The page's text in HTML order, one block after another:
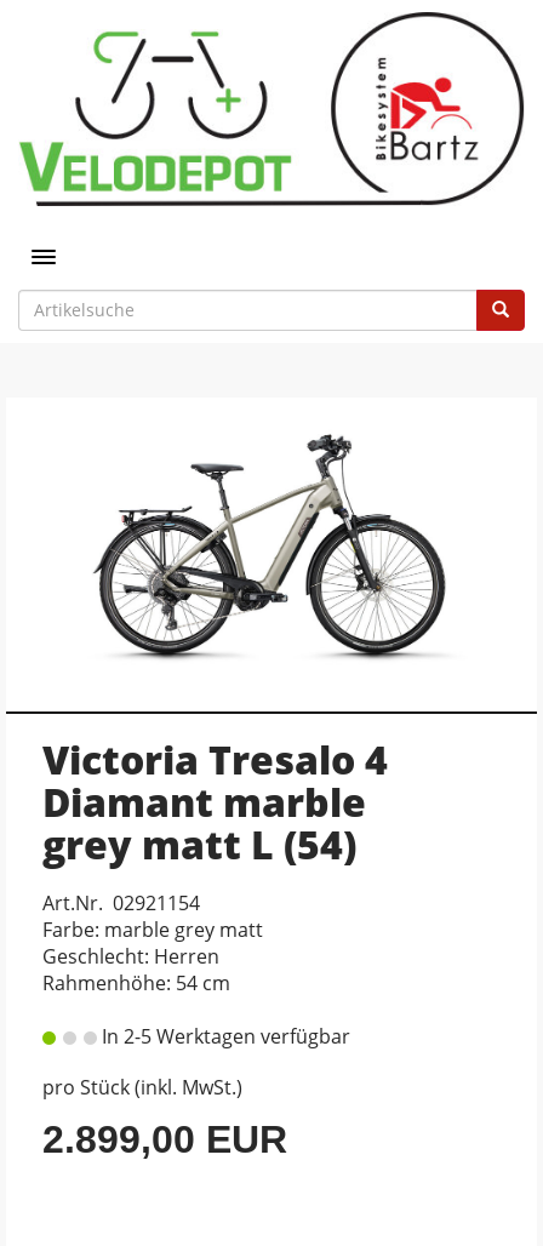
Toggle navigation
Victoria Tresalo 4
Diamant marble
grey matt L (54)
Art.Nr. 02921154
Farbe: marble grey matt
Geschlecht: Herren
Rahmenhöhe: 54 cm
In 2-5 Werktagen verfügbar
pro Stück (inkl. MwSt.)
2.899,00 EUR